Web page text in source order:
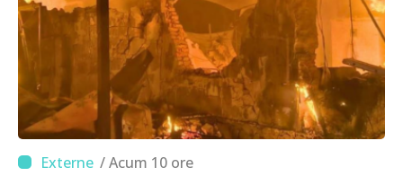
/ Acum 10 ore